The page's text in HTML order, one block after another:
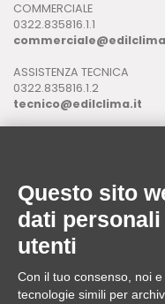
COMMERCIALE
0322.835816.1.1
ASSISTENZA TECNICA
0322.835816.1.2
tecnico@edilclima.it
Download
Application Manager
Brochure
ASSISTENZA REMOTA
da utilizzare solo su
Questo sito
dati
utenti
Con il tuo consenso, noi
tecnologie simili per